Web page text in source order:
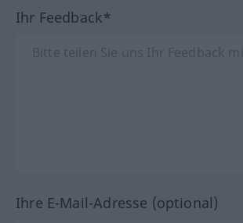
Ihr Feedback*
Ihre E-Mail-Adresse (optional)